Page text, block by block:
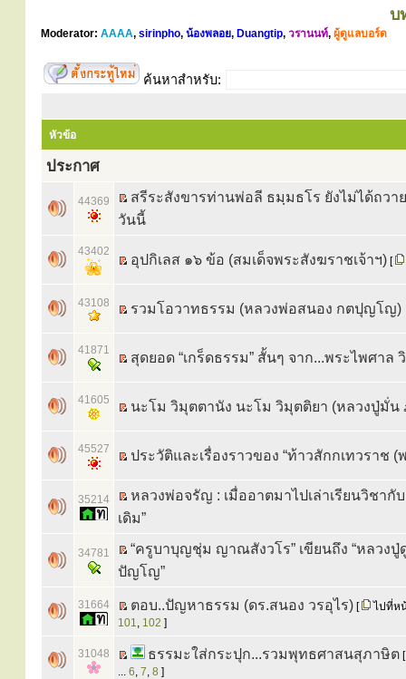
บ
Moderator: AAAA, sirinpho, น้องพลอย, Duangtip, วรานนท์, ผู้ดูแลบอร์ด
ค้นหาสำหรับ:
หัวข้อ
ประกาศ
44369
สรีระสังขารท่านพ่อลี ธมฺมธโร ยังไม่ได้ถวา
วันนี้
43402
อุปกิเลส ๑๖ ข้อ (สมเด็จพระสังฆราชเจ้าฯ) [
43108 รวมโอวาทธรรม (หลวงพ่อสนอง กตปุญโญ)
41871 สุดยอด “เกร็ดธรรม” สั้นๆ จาก...พระไพศาล
41605 นะโม วิมุตตานัง นะโม วิมุตติยา (หลวงปู่มั่น
45527 ประวัติและเรื่องราวของ “ท้าวสักกเทวราช (
35214
หลวงพ่อจรัญ : เมื่ออาตมาไปเล่าเรียนวิชากั
เดิม”
34781
“ครูบาบุญชุ่ม ญาณสังวโร” เขียนถึง “หลวง
ปัญโญ”
31664 ตอบ..ปัญหาธรรม (ดร.สนอง วรอุไร) [
ไปที่ห
101, 102 ]
31048 ธรรมะใส่กระปุก...รวมพุทธศาสนสุภาษิต
... 6, 7, 8 ]